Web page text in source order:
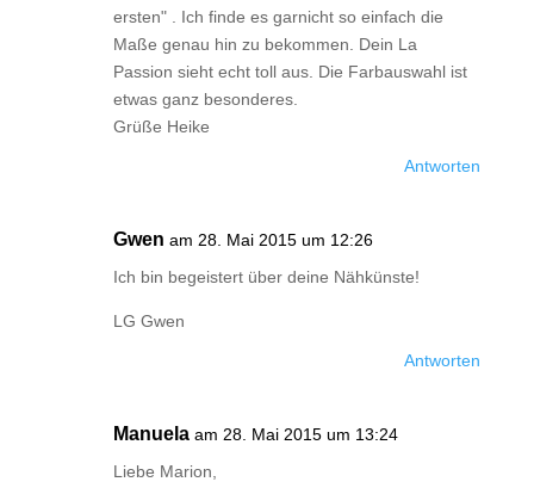
ersten" . Ich finde es garnicht so einfach die
Maße genau hin zu bekommen. Dein La
Passion sieht echt toll aus. Die Farbauswahl ist
etwas ganz besonderes.
Grüße Heike
Antworten
Gwen am 28. Mai 2015 um 12:26
Ich bin begeistert über deine Nähkünste!
LG Gwen
Antworten
Manuela am 28. Mai 2015 um 13:24
Liebe Marion,